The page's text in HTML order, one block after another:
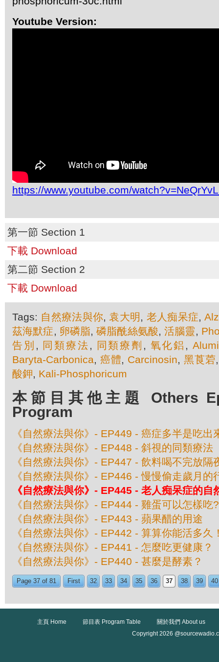
Youtube Version:
https://www.youtube.com/
第一節 Section 1
下載 Download
第二節 Section 2
下載 Download
Tags: 自然療法與你,袁大明 , 老人痴呆症,
茲海默症, 卵磷脂,磷脂酰絲氨酸,活腦靈,
告別 , 同類療法 , 同類療劑 , 氧化鋁 ,
Baryta-Carbonica, 癌體, Carcinosin,黑莨菪
酸鉀, Kali-Phosphoricum
本節目其他主題 Others
Program
《自然療法與你》- EP449 - 癌症多半是吃出
《自然療法與你》- EP448 - 斜視的同類療法
《自然療法與你》- EP447 - 飲料喝不完放
《自然療法與你》- EP446 - 慢慢偷走歲月的
《自然療法與你》- EP445 - 老人痴呆症的自
《自然療法與你》- EP444 - 雞蛋可以怎樣吃?
《自然療法與你》- EP443 - 蘋果醋的用途
《自然療法與你》- EP442 - 算算你能活多久
《自然療法與你》- EP441 - 怎麼吃更健康？
《自然療法與你》- EP440 - 甚麼是酵素？
Page 37 of 81 First 32 33 34 35 36 37 38 39 40
主頁 Home 節目表 Program Table
關於我們 About us
Copyright 2026